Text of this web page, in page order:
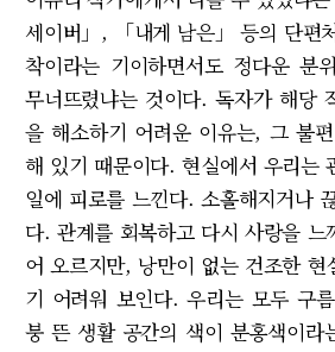
세이버」, 「내게 남은」 등의 단편
착이라는 기이하면서도 정다운 분
무너뜨렸냐는 것이다. 독자가 해당
을 해소하기 어려운 이유는, 그 불
해 있기 때문이다. 현실에서 우리는
일에 피로를 느낀다. 소홀해지거나
다. 관계를 회복하고 다시 사랑을 느
어 오르지만, 낭만이 없는 건조한 현
기 어려워 보인다. 우리는 모두 구
붕 뜬 생활 공간의 색이 분홍색이라